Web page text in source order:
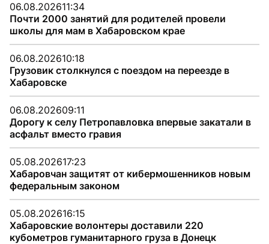
06.08.202611:34
Почти 2000 занятий для родителей провели
школы для мам в Хабаровском крае
06.08.202610:18
Грузовик столкнулся с поездом на переезде в
Хабаровске
06.08.202609:11
Дорогу к селу Петропавловка впервые закатали в
асфальт вместо гравия
05.08.202617:23
Хабаровчан защитят от кибермошенников новым
федеральным законом
05.08.202616:15
Хабаровские волонтеры доставили 220
кубометров гуманитарного груза в Донецк